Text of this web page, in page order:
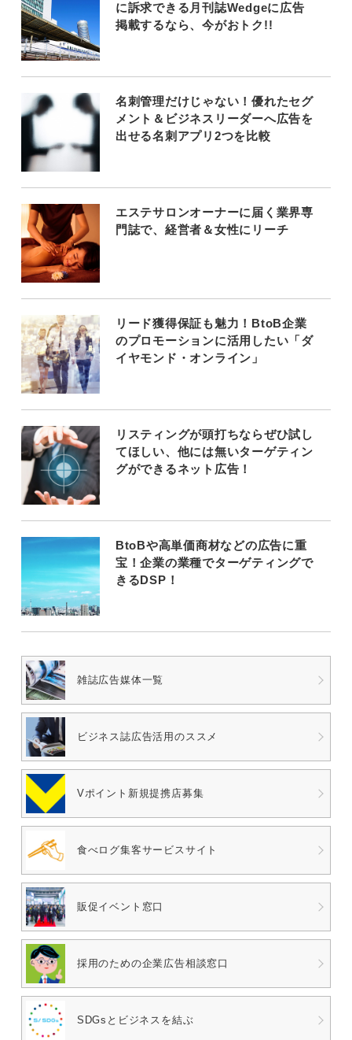
に訴求できる月刊誌Wedgeに広告
掲載するなら、今がおトク!!
名刺管理だけじゃない！優れたセグ
メント＆ビジネスリーダーへ広告を
出せる名刺アプリ2つを比較
エステサロンオーナーに届く業界専
門誌で、経営者＆女性にリーチ
リード獲得保証も魅力！BtoB企業
のプロモーションに活用したい「ダ
イヤモンド・オンライン」
リスティングが頭打ちならぜひ試し
てほしい、他には無いターゲティン
グができるネット広告！
BtoBや高単価商材などの広告に重
宝！企業の業種でターゲティングで
きるDSP！
雑誌広告媒体一覧
ビジネス誌広告活用のススメ
Vポイント 新規提携店募集
食べログ集客サービスサイト
販促イベント窓口
採用のための企業広告相談窓口
SDGsとビジネスを結ぶ